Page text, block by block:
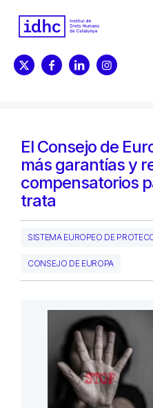
El Consejo de
más garantías y
compensatorios
trata
SISTEMA EUROPEO DE
CONSEJO DE EUROPA